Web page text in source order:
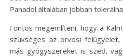
Panadol általában jobban
Fontos megemlíteni, hogy a
szükséges az orvosi felügyelet,
más gyógyszereket is szed,